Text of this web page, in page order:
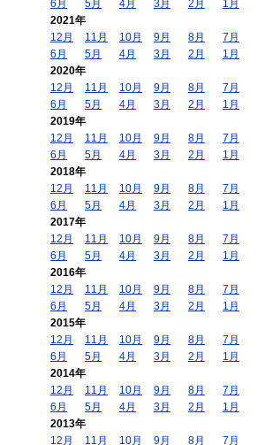
6月
5月 4月 3月 2月
1月
2021年
12月
11月 10月 9月 8月
7月
6月
5月 4月 3月 2月
1月
2020年
12月
11月 10月 9月 8月
7月
6月
5月 4月 3月 2月
1月
2019年
12月
11月 10月 9月 8月
7月
6月
5月 4月 3月 2月
1月
2018年
12月
11月 10月 9月 8月
7月
6月
5月 4月 3月 2月
1月
2017年
12月
11月 10月 9月 8月
7月
6月
5月 4月 3月 2月
1月
2016年
12月
11月 10月 9月 8月
7月
6月
5月 4月 3月 2月
1月
2015年
12月
11月 10月 9月 8月
7月
6月
5月 4月 3月 2月
1月
2014年
12月
11月 10月 9月 8月
7月
6月
5月 4月 3月 2月
1月
2013年
12月
11月 10月 9月 8月 7月